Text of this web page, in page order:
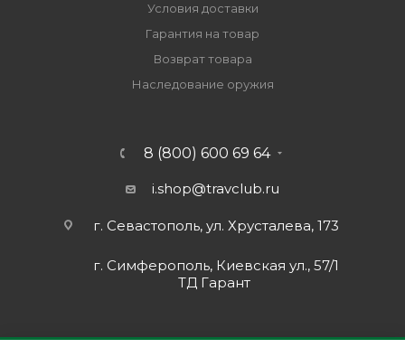
Условия доставки
Гарантия на товар
Возврат товара
Наследование оружия
8 (800) 600 69 64
i.shop@travclub.ru
г. Севастополь, ул. Хрусталева, 173
г. Симферополь, Киевская ул., 57/1
ТД Гарант